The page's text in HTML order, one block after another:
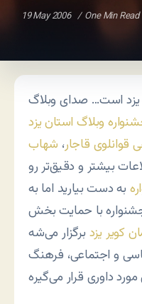
19 May 2006 One Min Read
وبلاگ استان یزد
قاجار، شهاب
بیشتر و دقیق‌تر رو
به دست بیارید اما به
با حمایت بخش
کویر یزد برگزار می‌شه
و اجتماعی، فرهنگ